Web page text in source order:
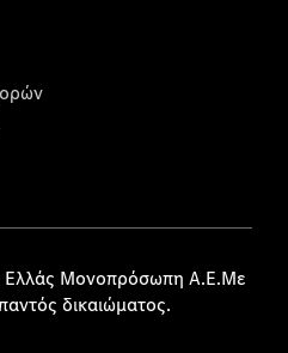
Μονοπρόσωπη Α.Ε.Με
δικαιώματος.